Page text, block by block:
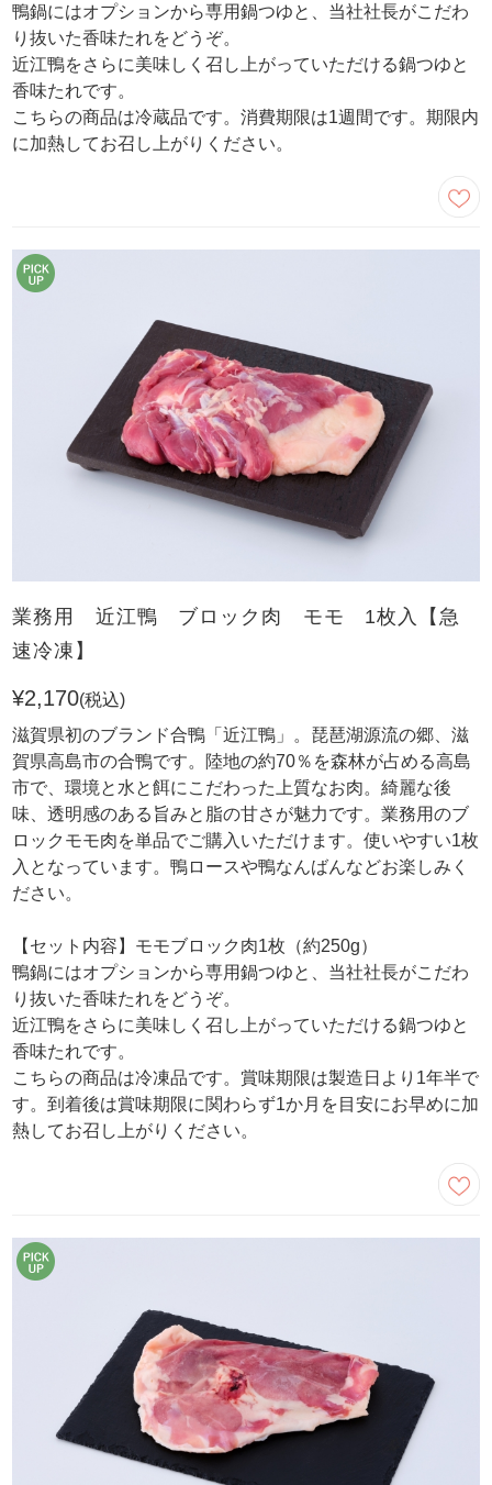
鴨鍋にはオプションから専用鍋つゆと、当社社長がこだわ
り抜いた香味たれをどうぞ。
近江鴨をさらに美味しく召し上がっていただける鍋つゆと
香味たれです。
こちらの商品は冷蔵品です。消費期限は1週間です。期限内
に加熱してお召し上がりください。
業務用 近江鴨 ブロック肉 モモ 1枚入【急
速冷凍】
¥2,170(税込)
滋賀県初のブランド合鴨「近江鴨」。琵琶湖源流の郷、滋
賀県高島市の合鴨です。陸地の約70％を森林が占める高島
市で、環境と水と餌にこだわった上質なお肉。綺麗な後
味、透明感のある旨みと脂の甘さが魅力です。業務用のブ
ロックモモ肉を単品でご購入いただけます。使いやすい1枚
入となっています。鴨ロースや鴨なんばんなどお楽しみく
ださい。
【セット内容】モモブロック肉1枚（約250g）
鴨鍋にはオプションから専用鍋つゆと、当社社長がこだわ
り抜いた香味たれをどうぞ。
近江鴨をさらに美味しく召し上がっていただける鍋つゆと
香味たれです。
こちらの商品は冷凍品です。賞味期限は製造日より1年半で
す。到着後は賞味期限に関わらず1か月を目安にお早めに加
熱してお召し上がりください。